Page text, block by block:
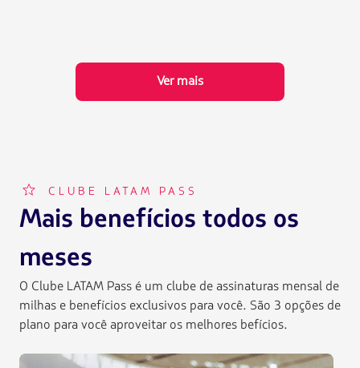
Ver mais
FFP002 CLUBE LATAM PASS
Mais benefícios todos os
meses
O Clube LATAM Pass é um clube de assinaturas mensal de
milhas e benefícios exclusivos para você. São 3 opções de
plano para você aproveitar os melhores befícios.